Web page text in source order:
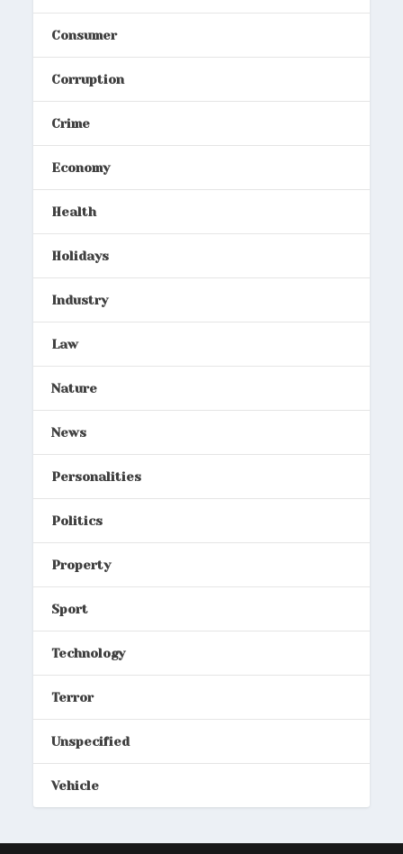
Consumer
Corruption
Crime
Economy
Health
Holidays
Industry
Law
Nature
News
Personalities
Politics
Property
Sport
Technology
Terror
Unspecified
Vehicle